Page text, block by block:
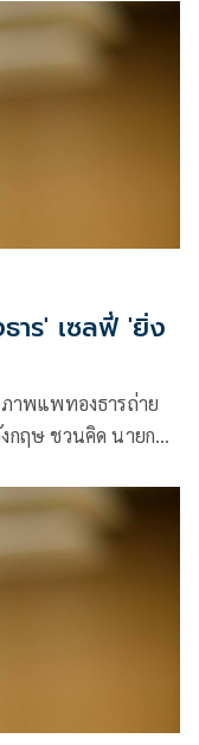
าร' เซลฟี่ 'ยิ่ง
าพแพทองธารถ่าย
กฤษ ชวนคิด นายกฯ